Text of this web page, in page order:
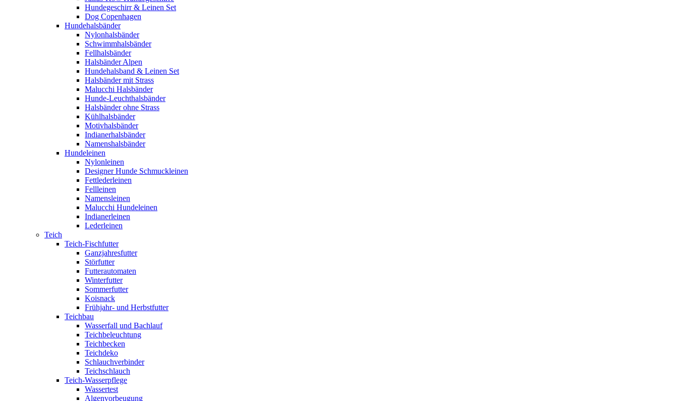
Hundegeschirr & Leinen Set
Dog Copenhagen
Hundehalsbänder
Nylonhalsbänder
Schwimmhalsbänder
Fellhalsbänder
Halsbänder Alpen
Hundehalsband & Leinen Set
Halsbänder mit Strass
Malucchi Halsbänder
Hunde-Leuchthalsbänder
Halsbänder ohne Strass
Kühlhalsbänder
Motivhalsbänder
Indianerhalsbänder
Namenshalsbänder
Hundeleinen
Nylonleinen
Designer Hunde Schmuckleinen
Fettlederleinen
Fellleinen
Namensleinen
Malucchi Hundeleinen
Indianerleinen
Lederleinen
Teich
Teich-Fischfutter
Ganzjahresfutter
Störfutter
Futterautomaten
Winterfutter
Sommerfutter
Koisnack
Frühjahr- und Herbstfutter
Teichbau
Wasserfall und Bachlauf
Teichbeleuchtung
Teichbecken
Teichdeko
Schlauchverbinder
Teichschlauch
Teich-Wasserpflege
Wassertest
Algenvorbeugung